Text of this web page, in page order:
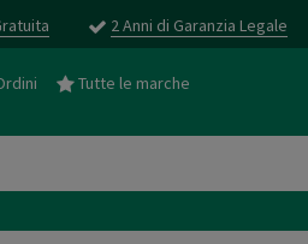
2 Anni di Garanzia Legale
Tutte le marche